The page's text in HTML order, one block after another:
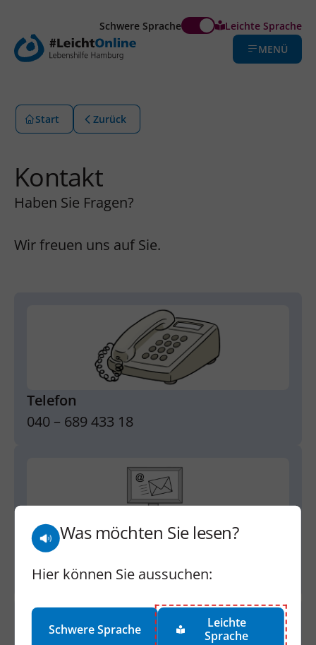
Schwere Sprache
Leichte Sprache
MENÜ
Start Zurück
Kontakt
Haben Sie Fragen?
Wir freuen uns auf Sie.
Telefon
040 – 689 433 18
E-Mail
LO@LHHH.de
Was möchten Sie lesen?
Hier können Sie aussuchen:
Schwere Sprache
Leichte
Sprache